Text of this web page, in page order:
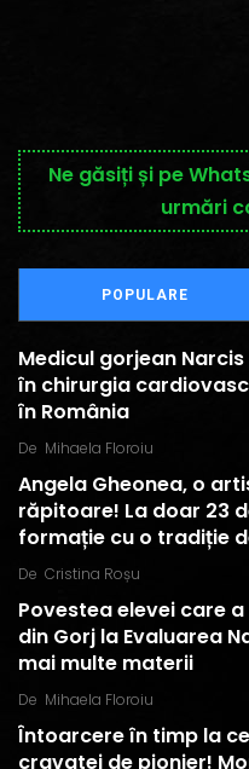
Ne găsiți și pe
urmări
POPULARE
Medicul gorjean
în chirurgia
în România
De Mihaela Floroiu
Angela Gheonea, o
răpitoare! La doar 23
formație cu o tradiție
De Cristina Roșu
Povestea elevei care
din Gorj la Evaluarea
mai multe materii
De Mihaela Floroiu
Întoarcere în timp la
cravatei de pionier!